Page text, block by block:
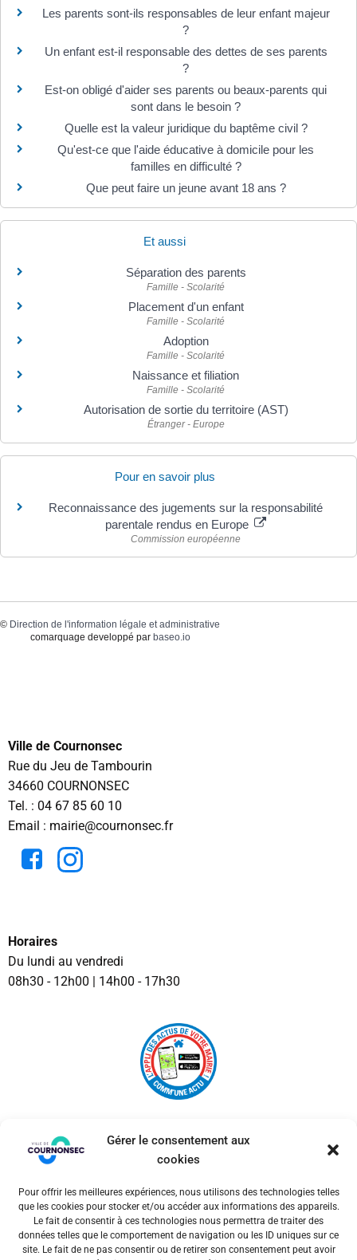
Gérer le consentement aux
cookies
Pour offrir les meilleures expériences, nous utilisons des technologies telles
que les cookies pour stocker et/ou accéder aux informations des appareils.
Le fait de consentir à ces technologies nous permettra de traiter des
données telles que le comportement de navigation ou les ID uniques sur ce
site. Le fait de ne pas consentir ou de retirer son consentement peut avoir
Les parents sont-ils responsables de leur enfant majeur
?
Un enfant est-il responsable des dettes de ses parents
?
Est-on obligé d'aider ses parents ou beaux-parents qui
sont dans le besoin ?
Quelle est la valeur juridique du baptême civil ?
Qu'est-ce que l'aide éducative à domicile pour les
familles en difficulté ?
Que peut faire un jeune avant 18 ans ?
Et aussi
Séparation des parents
Famille - Scolarité
Placement d'un enfant
Famille - Scolarité
Adoption
Famille - Scolarité
Naissance et filiation
Famille - Scolarité
Autorisation de sortie du territoire (AST)
Étranger - Europe
Pour en savoir plus
Reconnaissance des jugements sur la responsabilité
parentale rendus en Europe
Commission européenne
© Direction de l'information légale et administrative
comarquage developpé par baseo.io
Ville de Cournonsec
Rue du Jeu de Tambourin
34660 COURNONSEC
Tel. : 04 67 85 60 10
Email : mairie@cournonsec.fr
Horaires
Du lundi au vendredi
08h30 - 12h00 | 14h00 - 17h30
© 2026 Ville de Cournonsec. Un service proposé par
Comm'un Site